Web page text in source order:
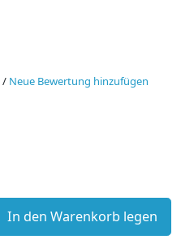
/ Neue Bewertung hinzufügen
In den Warenkorb legen